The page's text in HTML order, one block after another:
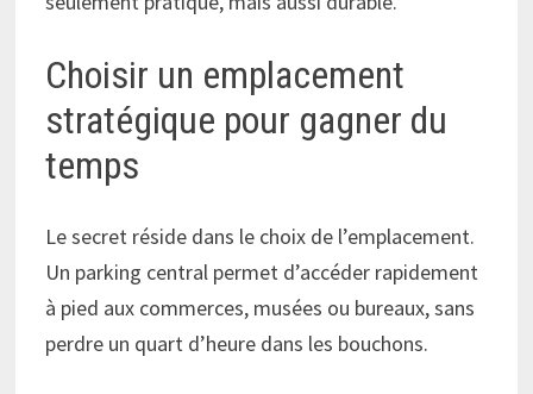
Choisir un emplacement
stratégique pour gagner du
temps
Le secret réside dans le choix de l’emplacement.
Un parking central permet d’accéder rapidement
à pied aux commerces, musées ou bureaux, sans
perdre un quart d’heure dans les bouchons.